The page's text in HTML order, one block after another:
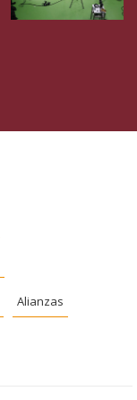
Alianzas